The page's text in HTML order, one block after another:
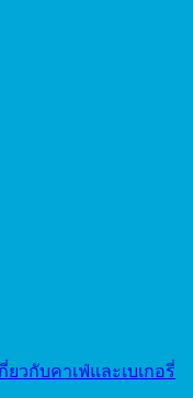
ยวกับคาเฟ่และเบเกอรี่